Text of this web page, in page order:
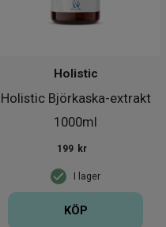
Holistic Björkaska-extrakt
1000ml
Holistic
I lager
199 kr
KÖP